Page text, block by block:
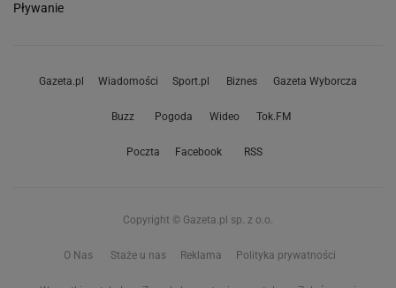
Pływanie
Gazeta.pl Wiadomości Sport.pl Biznes Gazeta Wyborcza
Buzz Pogoda Wideo Tok.FM
Poczta Facebook RSS
Copyright © Gazeta.pl sp. z o.o.
O Nas Staże u nas Reklama Polityka prywatności